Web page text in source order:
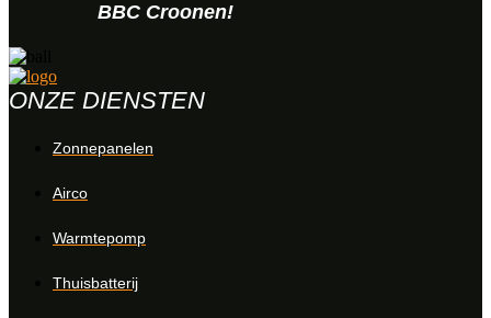
BBC Croonen!
ONZE DIENSTEN
Zonnepanelen
Airco
Warmtepomp
Thuisbatterij